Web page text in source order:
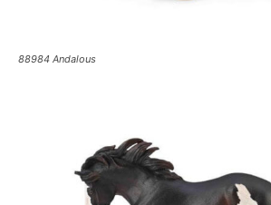
88984 Andalous